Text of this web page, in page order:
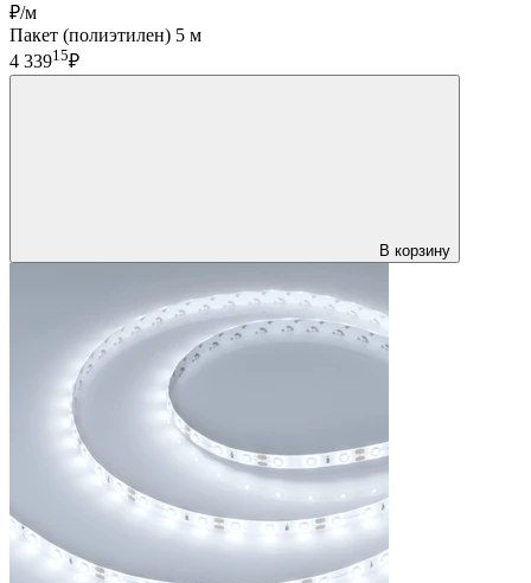
₽/м
Пакет (полиэтилен) 5 м
4 33915₽
В корзину